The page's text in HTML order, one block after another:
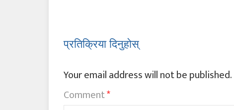
प्रतिक्रिया दिनुहोस्
Your email address will not be published.
Comment*